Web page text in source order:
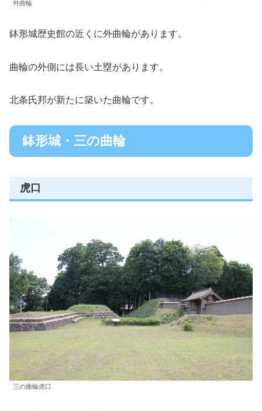
外曲輪
鉢形城歴史館の近くに外曲輪があります。
曲輪の外側には長い土塁があります。
北条氏邦が新たに築いた曲輪です。
鉢形城・三の曲輪
虎口
三の曲輪虎口